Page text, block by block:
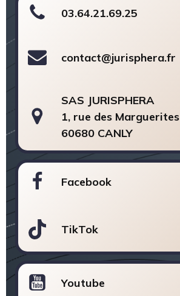
03.64.21.69.25
contact@jurisphera.fr
SAS JURISPHERA
1, rue des Marguerites
60680 CANLY
Facebook
TikTok
Youtube